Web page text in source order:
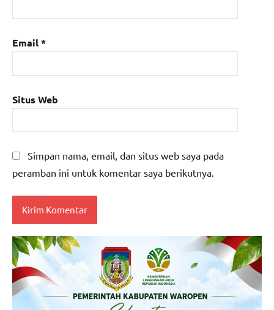
Email*
Situs Web
Simpan nama, email, dan situs web saya pada
peramban ini untuk komentar saya berikutnya.